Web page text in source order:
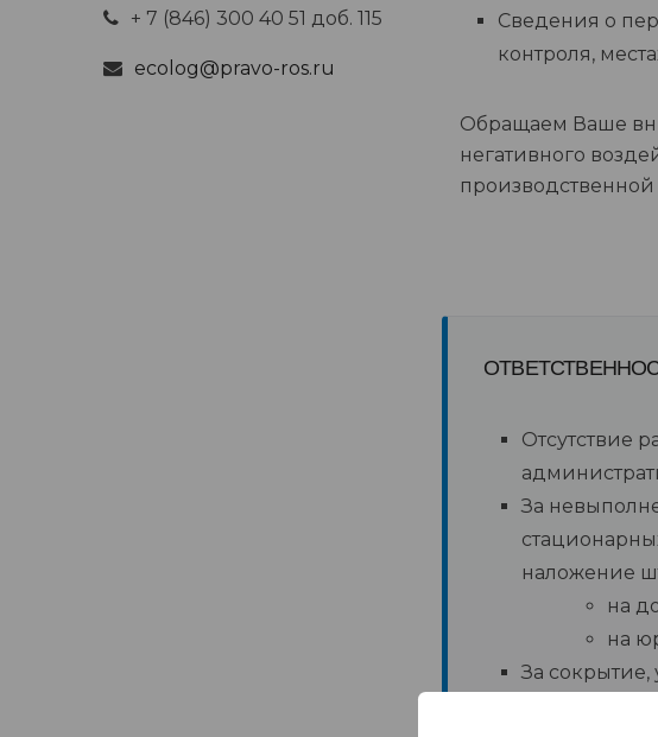
Сведения о
контроля,
Обращаем Ваше
негативного
Отсутствие
За
наложение
на
на
За
+ 7 (846) 300 40 51 доб. 115
ecolog@pravo-ros.ru